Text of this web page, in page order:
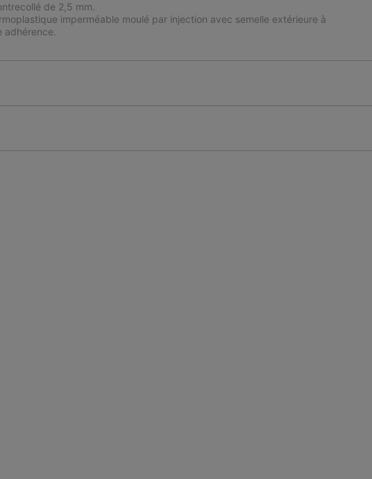
de 2,5 mm.
imperméable moulé par injection avec semelle extérieure à
adhérence.